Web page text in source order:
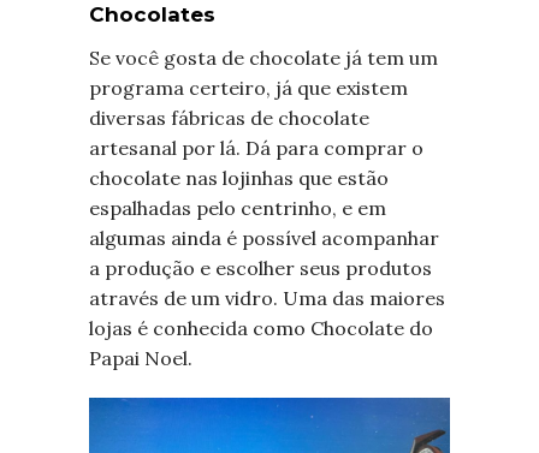
Chocolates
Se você gosta de chocolate já tem um
programa certeiro, já que existem
diversas fábricas de chocolate
artesanal por lá. Dá para comprar o
chocolate nas lojinhas que estão
espalhadas pelo centrinho, e em
algumas ainda é possível acompanhar
a produção e escolher seus produtos
através de um vidro. Uma das maiores
lojas é conhecida como Chocolate do
Papai Noel.